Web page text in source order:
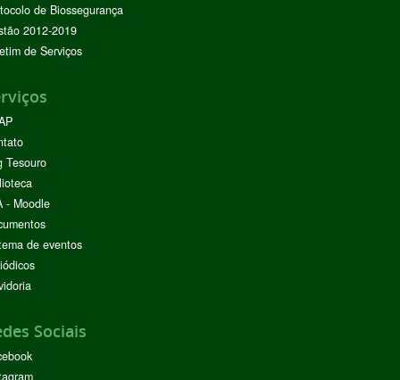
de Biossegurança
2012-2019
de Serviços
Tesouro
- Moodle
de eventos
Sociais